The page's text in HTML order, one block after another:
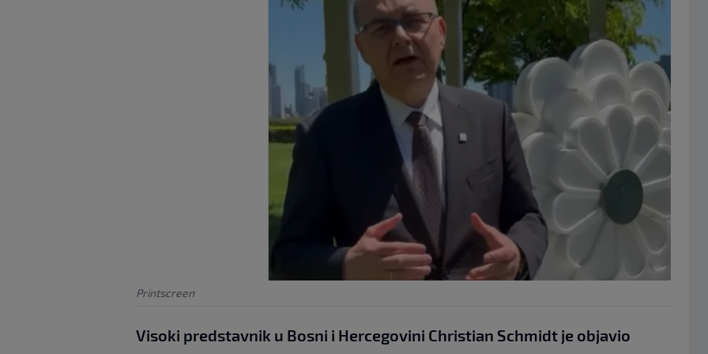
Printscreen
Visoki predstavnik u Bosni i Hercegovini Christian Schmidt je objavio